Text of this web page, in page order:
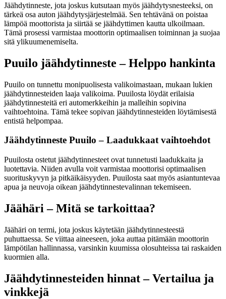
Jäähdytinneste, jota joskus kutsutaan myös jäähdytysnesteeksi, on
tärkeä osa auton jäähdytysjärjestelmää. Sen tehtävänä on poistaa
lämpöä moottorista ja siirtää se jäähdyttimen kautta ulkoilmaan.
Tämä prosessi varmistaa moottorin optimaalisen toiminnan ja suojaa
sitä ylikuumenemiselta.
Puuilo jäähdytinneste – Helppo hankinta
Puuilo on tunnettu monipuolisesta valikoimastaan, mukaan lukien
jäähdytinnesteiden laaja valikoima. Puuilosta löydät erilaisia
jäähdytinnesteitä eri automerkkeihin ja malleihin sopivina
vaihtoehtoina. Tämä tekee sopivan jäähdytinnesteiden löytämisestä
entistä helpompaa.
Jäähdytinneste Puuilo – Laadukkaat vaihtoehdot
Puuilosta ostetut jäähdytinnesteet ovat tunnetusti laadukkaita ja
luotettavia. Niiden avulla voit varmistaa moottorisi optimaalisen
suorituskyvyn ja pitkäikäisyyden. Puuilosta saat myös asiantuntevaa
apua ja neuvoja oikean jäähdytinnestevalinnan tekemiseen.
Jäähäri – Mitä se tarkoittaa?
Jäähäri on termi, jota joskus käytetään jäähdytinnesteestä
puhuttaessa. Se viittaa aineeseen, joka auttaa pitämään moottorin
lämpötilan hallinnassa, varsinkin kuumissa olosuhteissa tai raskaiden
kuormien alla.
Jäähdytinnesteiden hinnat – Vertailua ja
vinkkejä